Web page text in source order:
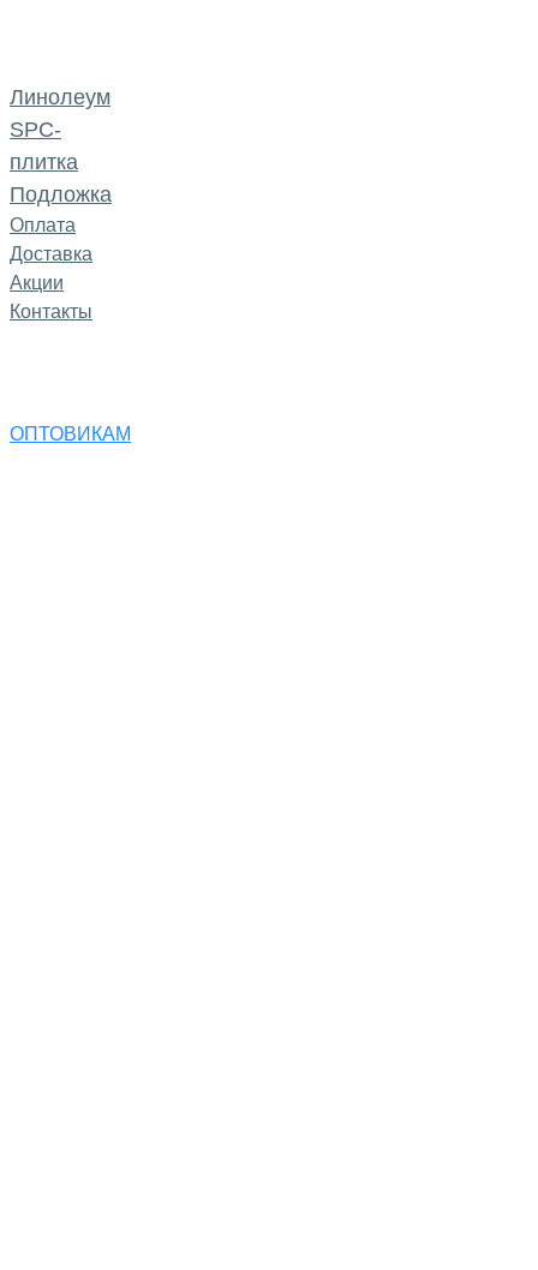
Линолеум
SPC-
плитка
Подложка
Оплата
Доставка
Акции
Контакты
ОПТОВИКАМ